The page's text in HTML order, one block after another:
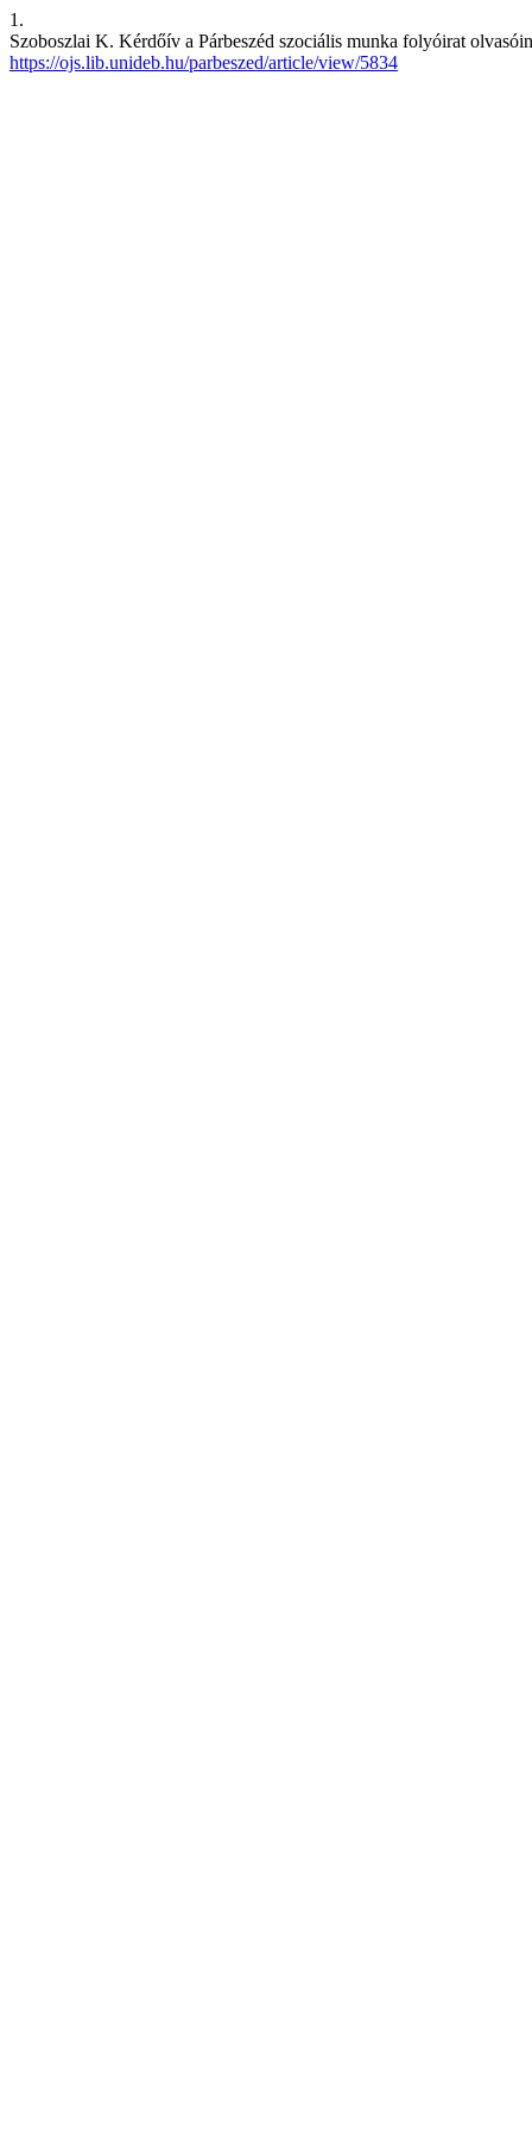
1.
Szoboszlai K. Kérdőív a Párbeszéd szociális munka folyóirat
https://ojs.lib.unideb.hu/parbeszed/article/view/5834